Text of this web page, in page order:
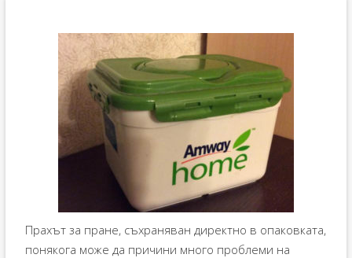
Прахът за пране, съхраняван директно в опаковката,
понякога може да причини много проблеми на